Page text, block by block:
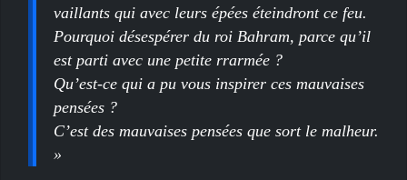
vaillants qui avec leurs épées éteindront ce feu.
Pourquoi désespérer du roi Bahram, parce qu’il
est parti avec une petite rrarmée ?
Qu’est-ce qui a pu vous inspirer ces mauvaises
pensées ?
C’est des mauvaises pensées que sort le malheur.
»